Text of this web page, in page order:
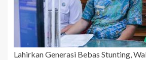
Lahirkan Generasi Bebas Stunting,